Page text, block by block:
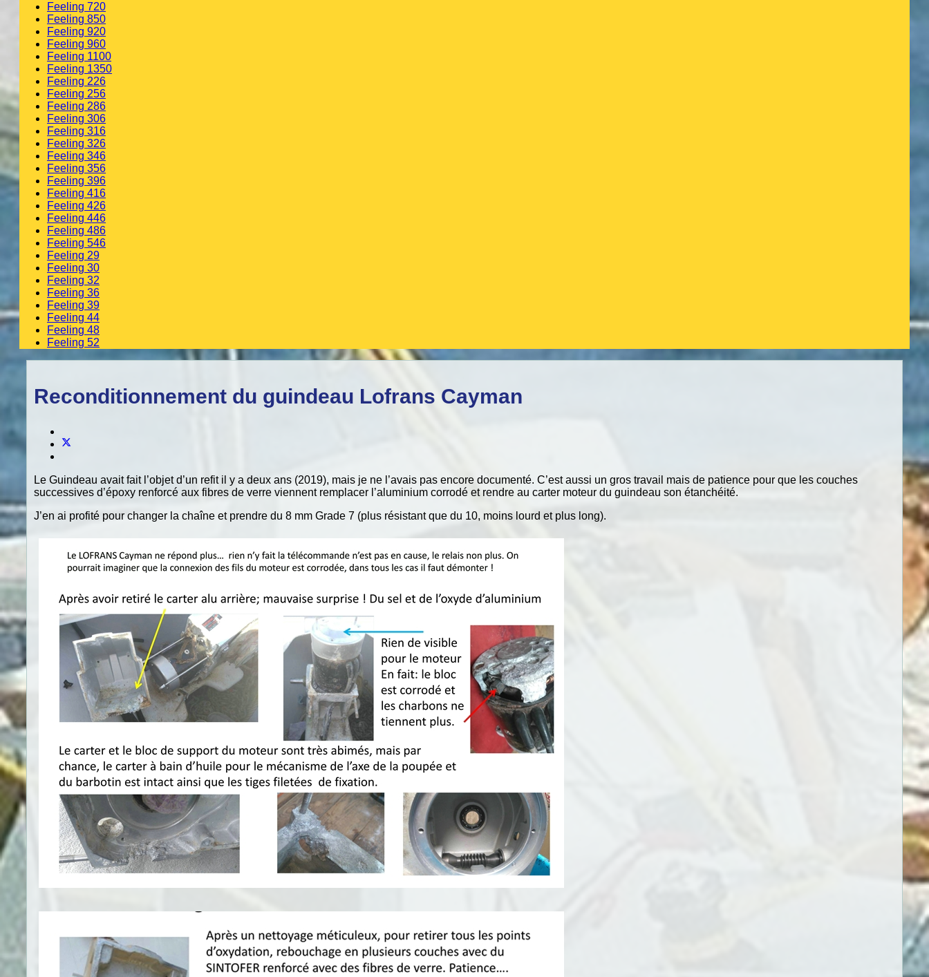
Feeling 720
Feeling 850
Feeling 920
Feeling 960
Feeling 1100
Feeling 1350
Feeling 226
Feeling 256
Feeling 286
Feeling 306
Feeling 316
Feeling 326
Feeling 346
Feeling 356
Feeling 396
Feeling 416
Feeling 426
Feeling 446
Feeling 486
Feeling 546
Feeling 29
Feeling 30
Feeling 32
Feeling 36
Feeling 39
Feeling 44
Feeling 48
Feeling 52
Reconditionnement du guindeau Lofrans Cayman
Le Guindeau avait fait l’objet d’un refit il y a deux ans (2019), mais je ne l’avais pas encore documenté. C’est aussi un gros travail mais de patience pour que les couches
successives d’époxy renforcé aux fibres de verre viennent remplacer l’aluminium corrodé et rendre au carter moteur du guindeau son étanchéité.
J’en ai profité pour changer la chaîne et prendre du 8 mm Grade 7 (plus résistant que du 10, moins lourd et plus long).